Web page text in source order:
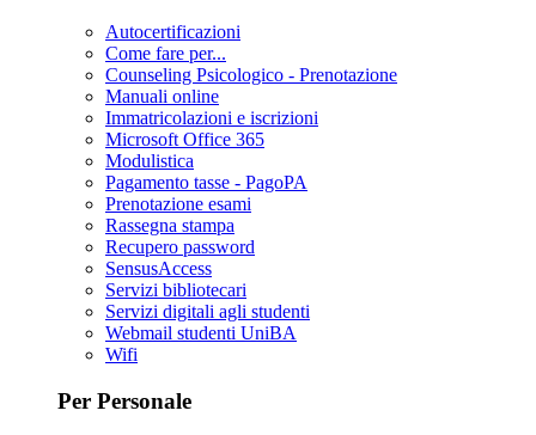
Autocertificazioni
Come fare per...
Counseling Psicologico - Prenotazione
Manuali online
Immatricolazioni e iscrizioni
Microsoft Office 365
Modulistica
Pagamento tasse - PagoPA
Prenotazione esami
Rassegna stampa
Recupero password
SensusAccess
Servizi bibliotecari
Servizi digitali agli studenti
Webmail studenti UniBA
Wifi
Per Personale